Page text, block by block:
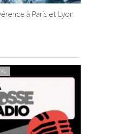
à Paris et Lyon